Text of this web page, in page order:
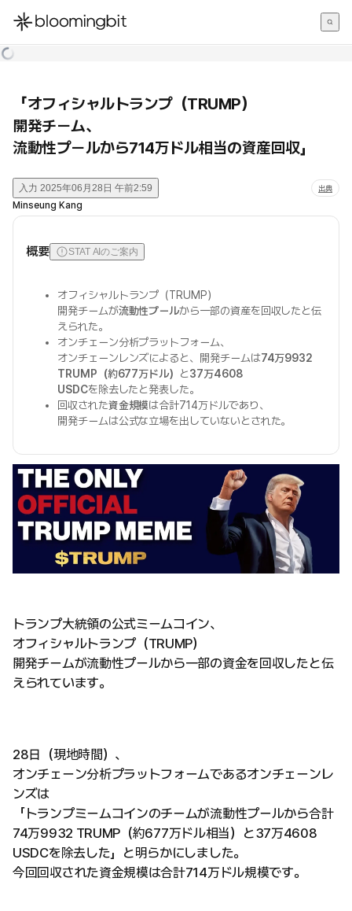
한국어
「オフィシャルトランプ（TRUMP）
開発チーム、
流動性プールから714万ドル相当の資産回収」
入力 2025年06月28日 午前2:59 出典
Minseung Kang
概要 STAT AIのご案内
オフィシャルトランプ（TRUMP）
開発チームが流動性プールから一部の資産を回収したと伝
えられた。
オンチェーン分析プラットフォーム、
オンチェーンレンズによると、開発チームは74万9932
TRUMP（約677万ドル）
と37万4608
USDCを除去したと発表した。
回収された資金規模は合計714万ドルであり、
開発チームは公式な立場を出していないとされた。
トランプ大統領の公式ミームコイン、
オフィシャルトランプ（TRUMP）
開発チームが流動性プールから一部の資金を回収したと伝
えられています。
28日（現地時間）、
オンチェーン分析プラットフォームであるオンチェーンレ
ンズは
「トランプミームコインのチームが流動性プールから合計
74万9932 TRUMP（約677万ドル相当）と37万4608
USDCを除去した」と明らかにしました。
今回回収された資金規模は合計714万ドル規模です。